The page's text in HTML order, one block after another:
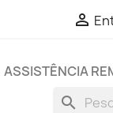

ASSISTÊNCIA
search